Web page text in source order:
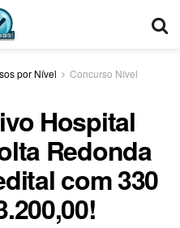
por Nível
Concurso Nível
Hospital
Redonda
com 330